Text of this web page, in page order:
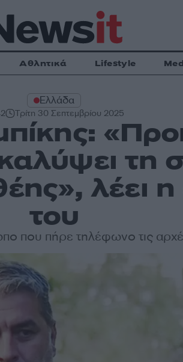
Αθλητικά Lifestyle
Ελλάδα
Τρίτη 30 Σεπτεμβρίου 2025
τη
λέει
του
που πήρε τηλέφωνο τις